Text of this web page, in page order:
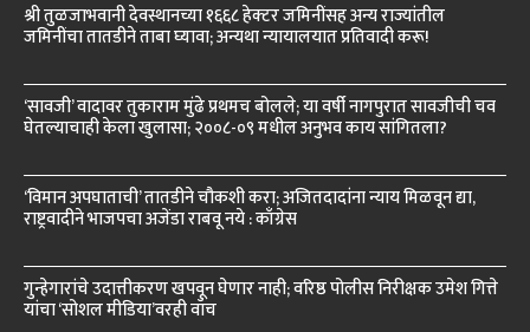
श्री तुळजाभवानी देवस्थानच्या १६६८ हेक्टर जमिनींसह अन्य राज्यांतील
जमिनींचा तातडीने ताबा घ्यावा; अन्यथा न्यायालयात प्रतिवादी करू!
‘सावजी’ वादावर तुकाराम मुंढे प्रथमच बोलले; या वर्षी नागपुरात सावजीची चव
घेतल्याचाही केला खुलासा; २००८-०९ मधील अनुभव काय सांगितला?
‘विमान अपघाताची’ तातडीने चौकशी करा; अजितदादांना न्याय मिळवून द्या,
राष्ट्रवादीने भाजपचा अजेंडा राबवू नये : काँग्रेस
गुन्हेगारांचे उदात्तीकरण खपवून घेणार नाही; वरिष्ठ पोलीस निरीक्षक उमेश गित्ते
यांचा ‘सोशल मीडिया’वरही वॉच